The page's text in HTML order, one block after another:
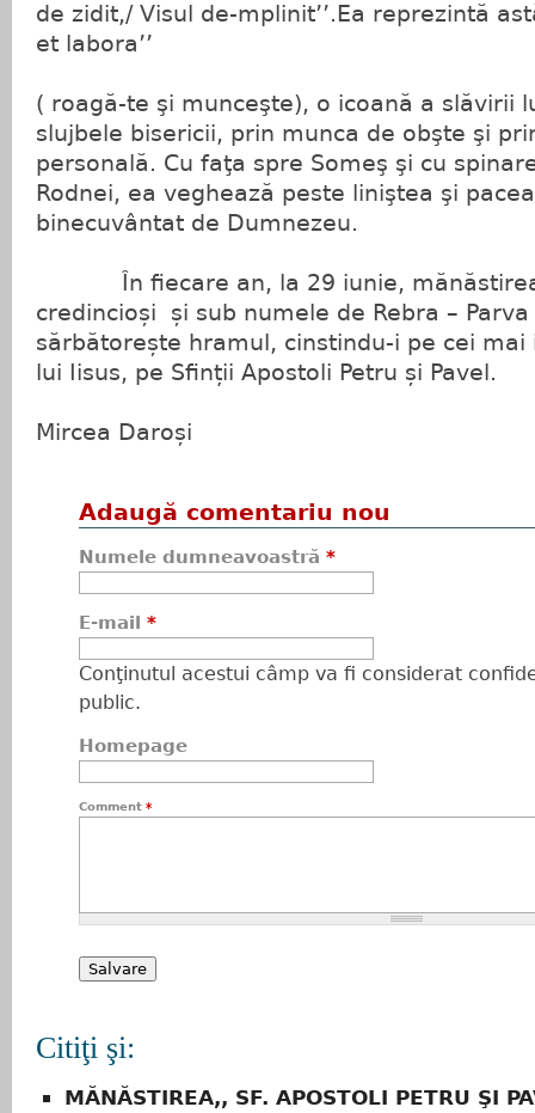
de zidit,/ Visul de-mplinit’’.Ea reprezintă
et labora’’
( roagă-te şi munceşte), o icoană a slăvirii
slujbele bisericii, prin munca de obşte şi
personală. Cu faţa spre Someş şi cu
Rodnei, ea veghează peste liniştea şi
binecuvântat de Dumnezeu.
În fiecare an, la 29 iunie, mănăstirea
credincioși și sub numele de Rebra – Parva
sărbătorește hramul, cinstindu-i pe cei
lui Iisus, pe Sfinții Apostoli Petru și Pavel.
Mircea Daroși
Adaugă comentariu nou
Numele dumneavoastră *
E-mail *
Conţinutul acestui câmp va fi considerat
public.
Homepage
Comment *
Citiţi şi:
MĂNĂSTIREA,, SF. APOSTOLI PETRU ŞI